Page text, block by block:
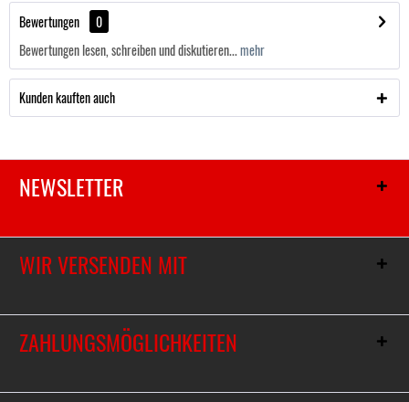
Bewertungen
0
Bewertungen lesen, schreiben und diskutieren...mehr
Kunden kauften auch
NEWSLETTER
WIR VERSENDEN MIT
ZAHLUNGSMÖGLICHKEITEN